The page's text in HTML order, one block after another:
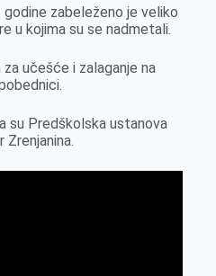
p zabeleženo je veliko
u kojima su se nadmetali.
učešće i zalaganje na
su Predškolska ustanova
Zrenjanina.